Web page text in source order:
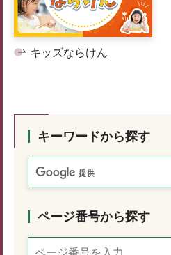
キッズならけん
キーワードから探す
ページ番号から探す